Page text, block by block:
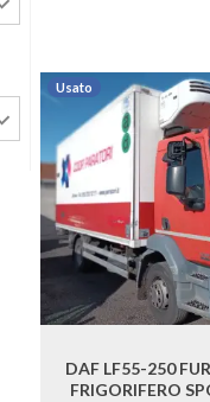
Usato
DAF LF55-250
FRIGORIFERO